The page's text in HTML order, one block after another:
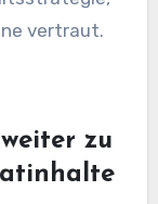
vertraut.
zu